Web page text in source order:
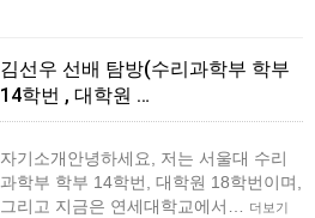
김선우 선배 탐방(수리과학부 학부
14학번 , 대학원 …
자기소개안녕하세요, 저는 서울대 수리
과학부 학부 14학번, 대학원 18학번이며,
그리고 지금은 연세대학교에서…
더보기